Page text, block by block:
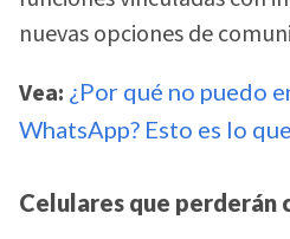
nuevas opciones de
Vea: ¿Por qué no puedo
WhatsApp? Esto es lo
Celulares que perderán